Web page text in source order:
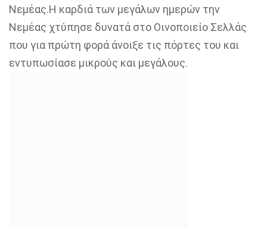
Νεμέας.Η καρδιά των μεγάλων ημερών την
Νεμέας χτύπησε δυνατά στο Οινοποιείο Σελλάς
που για πρώτη φορά άνοιξε τις πόρτες του και
εντυπωσίασε μικρούς και μεγάλους.